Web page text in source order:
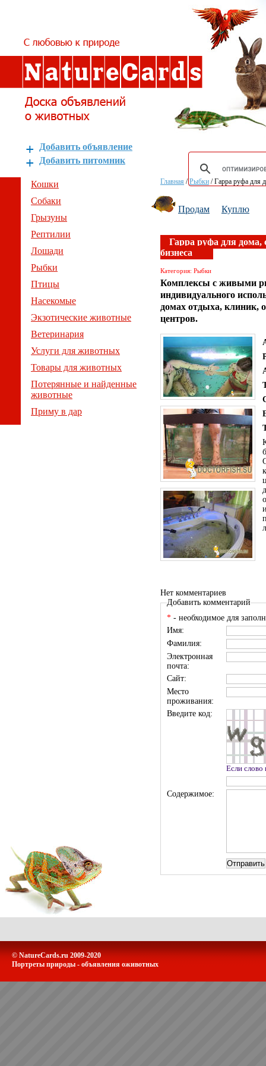
Добавить объявление
Добавить питомник
Кошки
Собаки
Грызуны
Рептилии
Лошади
Рыбки
Птицы
Насекомые
Экзотические животные
Ветеринария
Услуги для животных
Товары для животных
Потерянные и найденные
животные
Приму в дар
Главная /Рыбки /Гарра руфа для
Продам Куплю
Гарра руфа для дома,
бизнеса
Категория: Рыбки
Комплексы с живыми
индивидуального
домах отдыха, клиник,
центров.
Нет комментариев
Добавить комментарий
* - необходимое для
Имя:
Фамилия:
Электронная
почта:
Сайт:
Место
проживания:
Введите код:
Если
Содержимое:
© NatureCards.ru 2009-2020
Портреты природы - объявления оживотных